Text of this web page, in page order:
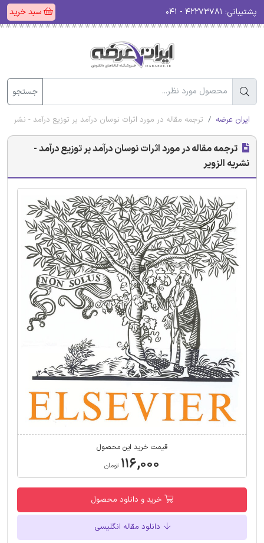
پشتیبانی: سبد خرید
جستجو
ایران عرضه ترجمه مقاله در مورد اثرات نوسان درآمد بر توزیع درآمد - نشریه
ترجمه مقاله در مورد اثرات نوسان درآمد بر توزیع درآمد -
نشریه الزویر
قیمت خرید این محصول
۱۱۶,۰۰۰ تومان
خرید و دانلود محصول
دانلود مقاله انگلیسی